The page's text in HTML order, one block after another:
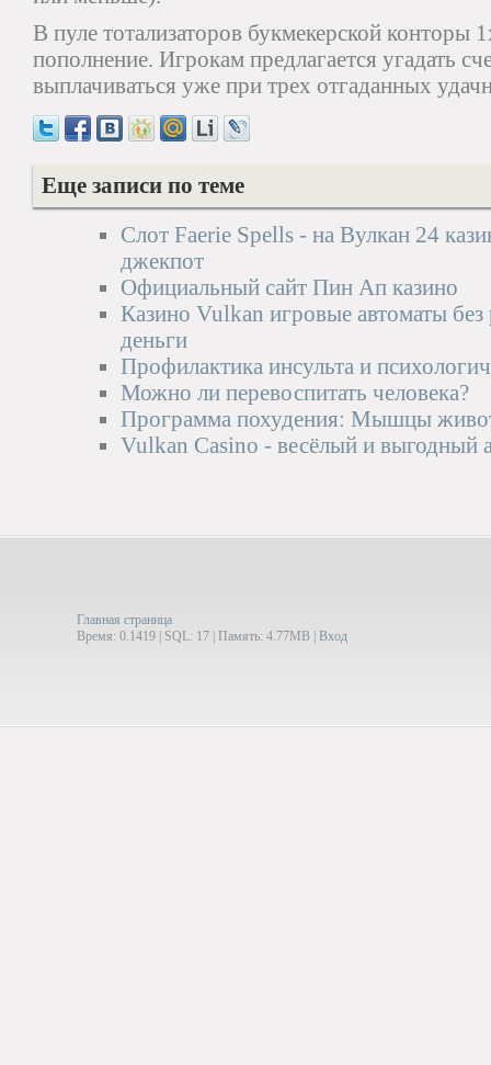
В пуле тотализаторов букмекерской конторы
пополнение. Игрокам предлагается угадать
выплачиваться уже при трех отгаданных
Еще записи по теме
Слот Faerie Spells - на Вулкан 24
джекпот
Официальный сайт Пин Ап казино
Казино Vulkan игровые автоматы без
деньги
Профилактика инсульта и
Можно ли перевоспитать человека?
Программа похудения: Мышцы
Vulkan Casinо - весёлый и выгодный
Главная страница
Время: 0.1419 | SQL: 17 | Память: 4.77MB Вход